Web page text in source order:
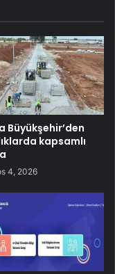
Büyükşehir’den
kapsamlı
4, 2026